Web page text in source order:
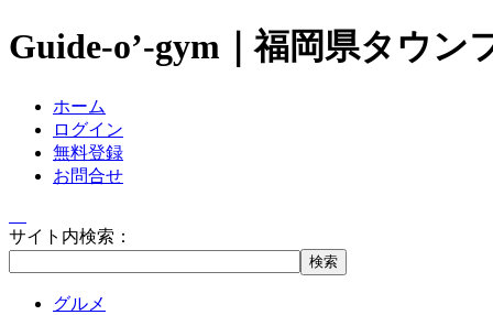
Guide-o’-gym｜福岡県タウン
ホーム
ログイン
無料登録
お問合せ
サイト内検索：
グルメ